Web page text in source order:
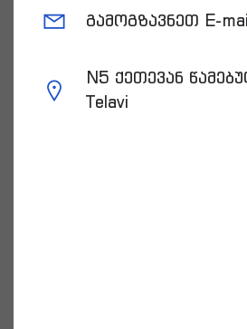
გამოგზავნეთ E-
N5 ქეთევან
Telavi